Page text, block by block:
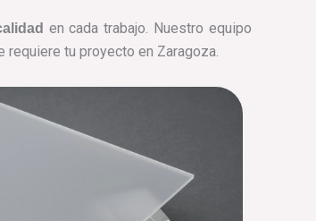
en cada trabajo. Nuestro equipo
tu proyecto en Zaragoza.